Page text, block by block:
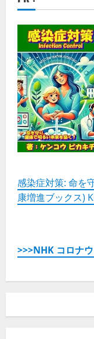
感染症対策: 命を
康増進ブックス)
>>>NHK コロナ